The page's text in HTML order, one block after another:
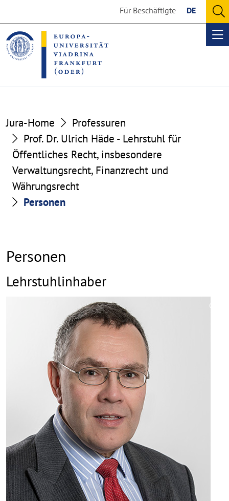
the
content
section
the
footer
section
Für Beschäftigte DE
Jura-Home
Professuren
Prof. Dr. Ulrich Häde - Lehrstuhl für
Öffentliches Recht, insbesondere
Verwaltungsrecht, Finanzrecht und
Währungsrecht
Personen
Personen
Lehrstuhlinhaber
©